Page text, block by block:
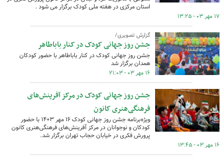
استان مرکزی در هفته ملی کودک برگزار می شود .
۱۷ مهر ۰۳ - ۱۳:۲۵
گزارش تصویری/
جشن روز جهانی کودک در کنار باباطاهر
جشن روز جهانی کودک در کنار باباطاهر با حضور کودکان
همدان برگزار شد
۱۶ مهر ۰۳ - ۲۱:۰۳
جشن روز جهانی کودک در مرکز آفرینش‌های
فرهنگی‌هنری کانون
ویژه‌برنامه جشن روز جهانی کودک ۱۶ مهر ۱۴۰۳ با حضور
کودکان و نوجوانان در مرکز آفرینش‌های فرهنگی‌هنری کانون
پرورش فکری در خیابان حجاب تهران برگزار شد.
۱۶ مهر ۰۳ - ۱۳:۴۵